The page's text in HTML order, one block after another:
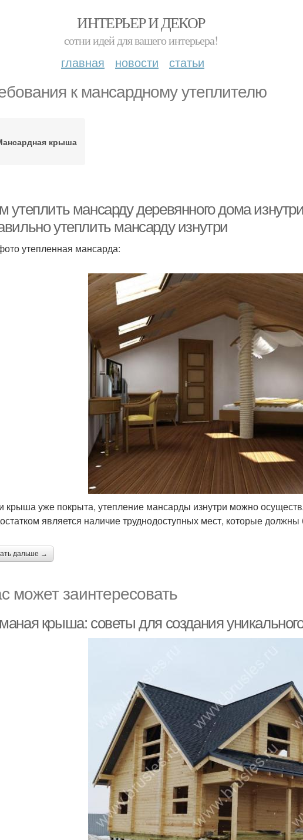
ИНТЕРЬЕР И ДЕКОР
сотни идей для вашего интерьера!
главная новости статьи
к мансардному утеплителю
крыша
утеплить мансарду деревянного дома
утеплить мансарду изнутри
утепленная мансарда:
крыша уже покрыта, утепление мансарды изнутри можно
является наличие труднодоступных мест, которые
дальше →
может заинтересовать
крыша: советы для создания